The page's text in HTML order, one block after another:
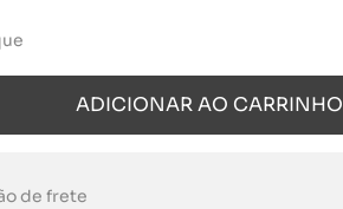
ADICIONAR AO CARRINHO
de frete